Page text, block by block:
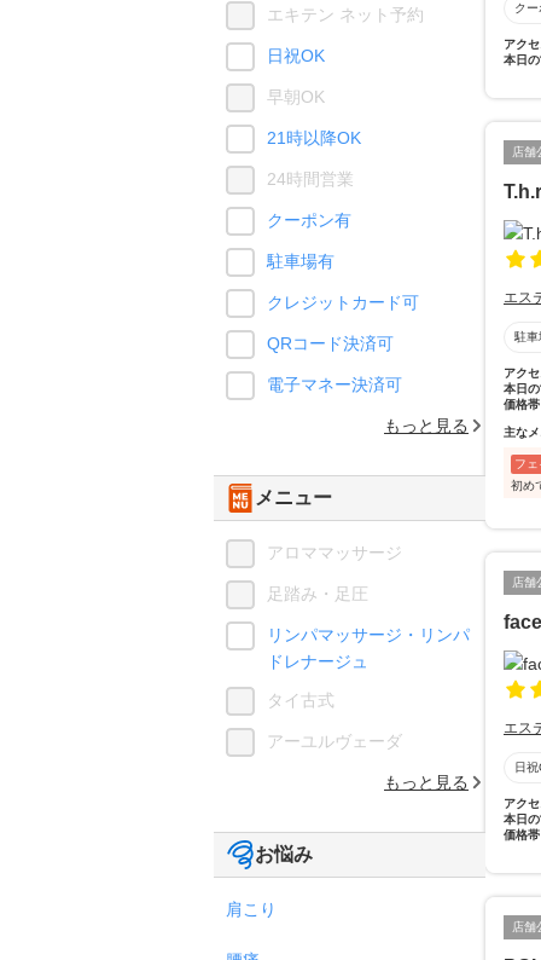
ク
アク
本日
店舗
エス
駐車
アク
本日
価格帯
主な
フ
初め
店舗
エス
日
アク
本日
価格帯
店舗
エキテン ネット予約
日祝OK
早朝OK
21時以降OK
24時間営業
クーポン有
駐車場有
クレジットカード可
QRコード決済可
電子マネー決済可
もっと見る
メニュー
アロママッサージ
足踏み・足圧
リンパマッサージ・リンパ
ドレナージュ
タイ古式
アーユルヴェーダ
もっと見る
お悩み
肩こり